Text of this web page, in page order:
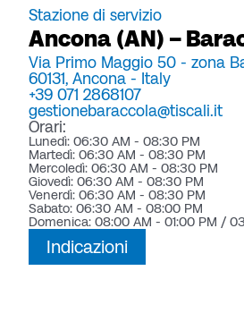
Stazione di servizio
Ancona (AN) –
Via Primo Maggio 50 - zona
60131, Ancona - Italy
+39 071 2868107
gestionebaraccola@tiscali.it
Orari:
Lunedì: 06:30 AM - 08:30 PM
Martedì: 06:30 AM - 08:30 PM
Mercoledì: 06:30 AM - 08:30 PM
Giovedì: 06:30 AM - 08:30 PM
Venerdì: 06:30 AM - 08:30 PM
Sabato: 06:30 AM - 08:00 PM
Domenica: 08:00 AM - 01:00 PM /
Indicazioni